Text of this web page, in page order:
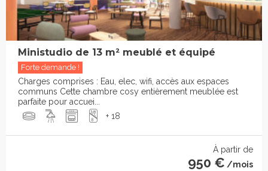
Ministudio de 13 m² meublé et équipé
Forte demande !
Charges comprises : Eau, elec, wifi, accès aux espaces
communs Cette chambre cosy entièrement meublée est
parfaite pour accuei...
+ 18
À partir de
950 € /mois